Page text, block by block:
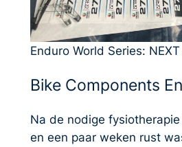
Enduro World Series:
Bike Components
Na de nodige
en een paar weken rust